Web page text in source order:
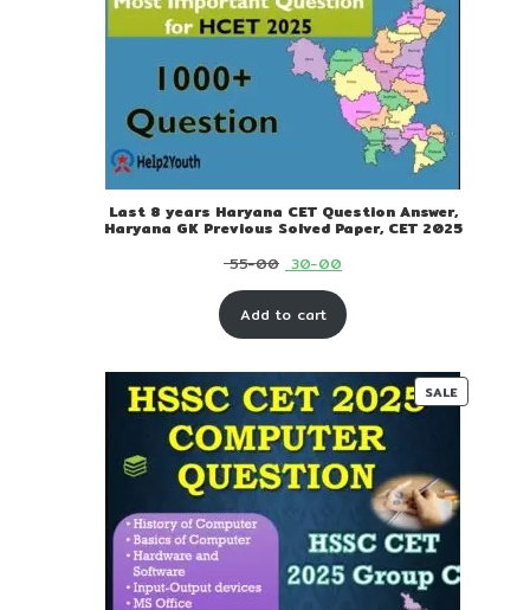
Last 8 years Haryana CET Question Answer,
Haryana GK Previous Solved Paper, CET 2025
55-00 Original
price
was:
00.
30-00Current
price
is:
00.
Add to cart
SALE